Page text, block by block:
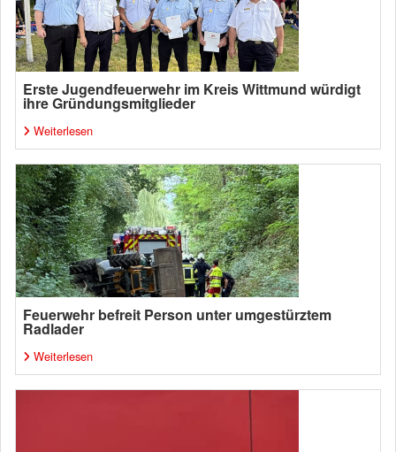
Erste Jugendfeuerwehr im Kreis Wittmund würdigt
ihre Gründungsmitglieder
Weiterlesen
Feuerwehr befreit Person unter umgestürztem
Radlader
Weiterlesen